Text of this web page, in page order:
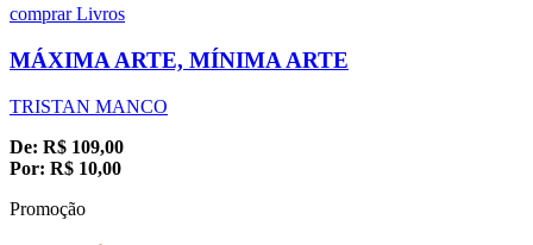
comprarLivros
MÁXIMA ARTE, MÍNIMA ARTE
TRISTAN MANCO
De: R$ 109,00
Por: R$ 10,00
Promoção